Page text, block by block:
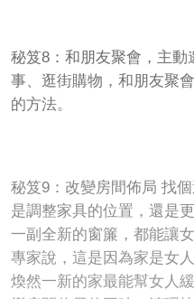
秘笈8：和朋友聚會，主
事、逛街購物，和朋友聚
的方法。
秘笈9：改變房間佈局 找
是調整家具的位置，還是
一副全新的窗簾，都能讓
專家說，這是因為家是女
煥然一新的家最能幫女人